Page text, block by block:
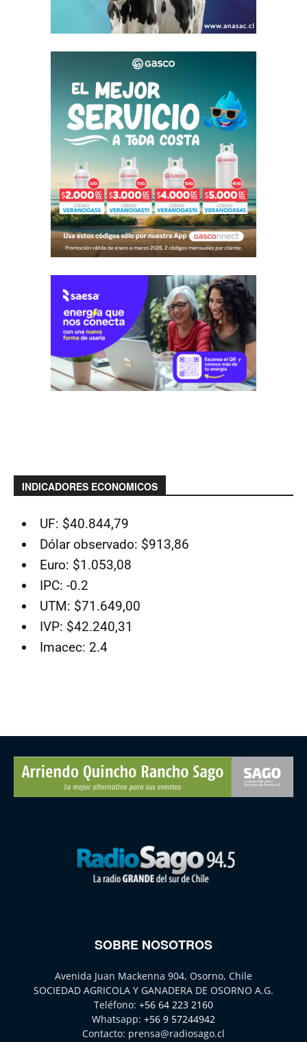
INDICADORES ECONOMICOS
UF: $40.844,79
Dólar observado: $913,86
Euro: $1.053,08
IPC: -0.2
UTM: $71.649,00
IVP: $42.240,31
Imacec: 2.4
SOBRE NOSOTROS
Avenida Juan Mackenna 904, Osorno, Chile
SOCIEDAD AGRICOLA Y GANADERA DE OSORNO A.G.
Teléfono: +56 64 223 2160
Whatsapp: +56 9 57244942
Contacto: prensa@radiosago.cl